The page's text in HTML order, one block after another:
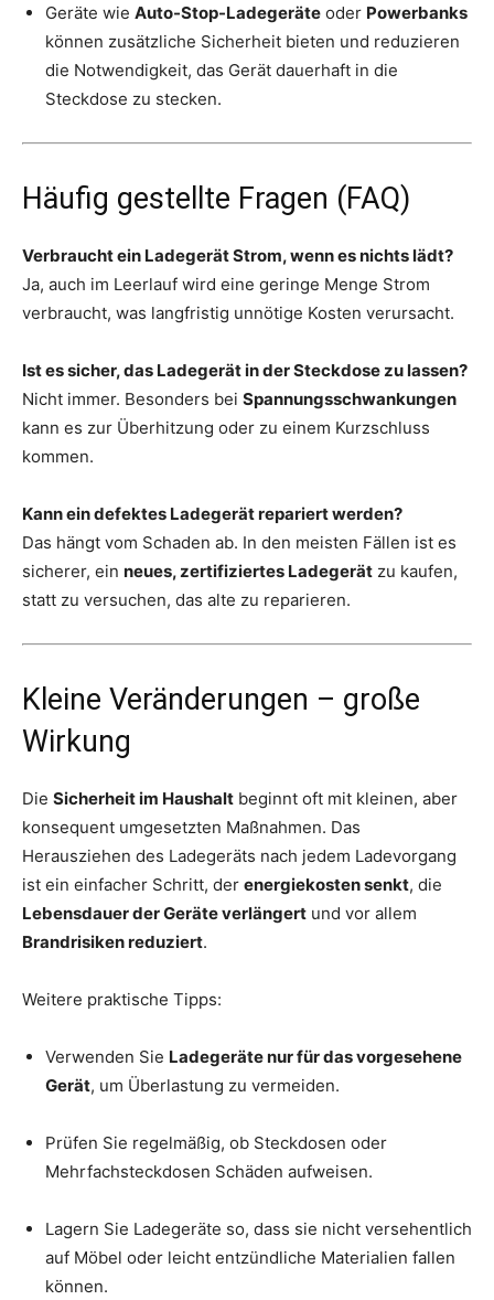
Geräte wie Auto-Stop-Ladegeräte oder Powerbanks
können zusätzliche Sicherheit bieten und reduzieren
die Notwendigkeit, das Gerät dauerhaft in die
Steckdose zu stecken.
Häufig gestellte Fragen (FAQ)
Verbraucht ein Ladegerät Strom, wenn es nichts lädt?
Ja, auch im Leerlauf wird eine geringe Menge Strom
verbraucht, was langfristig unnötige Kosten verursacht.
Ist es sicher, das Ladegerät in der Steckdose zu lassen?
Nicht immer. Besonders bei Spannungsschwankungen
kann es zur Überhitzung oder zu einem Kurzschluss
kommen.
Kann ein defektes Ladegerät repariert werden?
Das hängt vom Schaden ab. In den meisten Fällen ist es
sicherer, ein neues, zertifiziertes Ladegerät zu kaufen,
statt zu versuchen, das alte zu reparieren.
Kleine Veränderungen – große
Wirkung
Die Sicherheit im Haushalt beginnt oft mit kleinen, aber
konsequent umgesetzten Maßnahmen. Das
Herausziehen des Ladegeräts nach jedem Ladevorgang
ist ein einfacher Schritt, der energiekosten senkt, die
Lebensdauer der Geräte verlängert und vor allem
Brandrisiken reduziert.
Weitere praktische Tipps:
Verwenden Sie Ladegeräte nur für das vorgesehene
Gerät, um Überlastung zu vermeiden.
Prüfen Sie regelmäßig, ob Steckdosen oder
Mehrfachsteckdosen Schäden aufweisen.
Lagern Sie Ladegeräte so, dass sie nicht versehentlich
auf Möbel oder leicht entzündliche Materialien fallen
können.